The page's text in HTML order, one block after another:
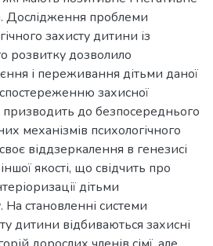
Дослідження проблеми
захисту дитини із
розвитку дозволило
і переживання дітьми даної
спостереженню захисної
призводить до безпосереднього
механізмів психологічного
віддзеркалення в генезисі
якості, що свідчить про
дітьми
На становленні системи
дитини відбиваються захисні